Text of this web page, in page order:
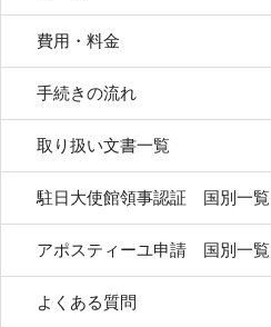
費用・料金
手続きの流れ
取り扱い文書一覧
駐日大使館領事認証 国別一覧
アポスティーユ申請 国別一覧
よくある質問